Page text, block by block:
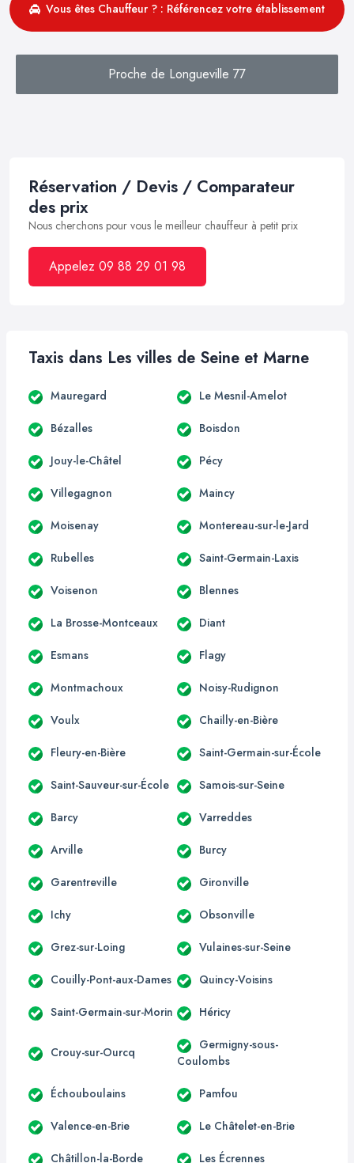
Vous êtes Chauffeur ? : Référencez votre établissement
Proche de Longueville 77
Réservation / Devis / Comparateur
des prix
Nous cherchons pour vous le meilleur chauffeur à petit prix
Appelez 09 88 29 01 98
Taxis dans Les villes de Seine et Marne
Mauregard Le Mesnil-Amelot
Bézalles Boisdon
Jouy-le-Châtel Pécy
Villegagnon Maincy
Moisenay Montereau-sur-le-Jard
Rubelles Saint-Germain-Laxis
Voisenon Blennes
La Brosse-Montceaux Diant
Esmans Flagy
Montmachoux Noisy-Rudignon
Voulx Chailly-en-Bière
Fleury-en-Bière Saint-Germain-sur-École
Saint-Sauveur-sur-École Samois-sur-Seine
Barcy Varreddes
Arville Burcy
Garentreville Gironville
Ichy Obsonville
Grez-sur-Loing Vulaines-sur-Seine
Couilly-Pont-aux-Dames Quincy-Voisins
Saint-Germain-sur-Morin Héricy
Crouy-sur-Ourcq
Germigny-sous-
Coulombs
Échouboulains Pamfou
Valence-en-Brie Le Châtelet-en-Brie
Châtillon-la-Borde Les Écrennes